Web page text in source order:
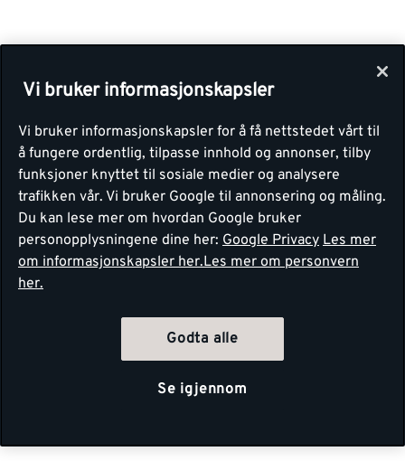
Vi bruker informasjonskapsler
Vi bruker informasjonskapsler for å få nettstedet vårt til
å fungere ordentlig, tilpasse innhold og annonser, tilby
funksjoner knyttet til sosiale medier og analysere
trafikken vår. Vi bruker Google til annonsering og måling.
Du kan lese mer om hvordan Google bruker
personopplysningene dine her: Google Privacy Les mer
om informasjonskapsler her.Les mer om personvern
her.
Godta alle
Se igjennom